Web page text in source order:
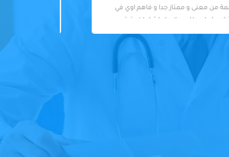
والنضافة????????????١٠/١٠ شكرا دكتور يحيى
ودكتورة ياسمين????????